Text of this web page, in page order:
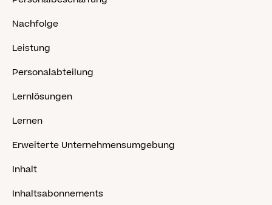
Nachfolge
Leistung
Personalabteilung
Lernlösungen
Lernen
Erweiterte Unternehmensumgebung
Inhalt
Inhaltsabonnements